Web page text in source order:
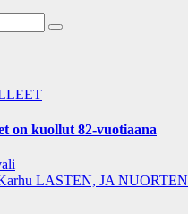
on kuollut 82-vuotiaana
LASTEN, JA NUORTEN